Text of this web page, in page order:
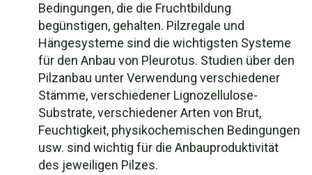
Bedingungen, die die Fruchtbildung
begünstigen, gehalten. Pilzregale und
Hängesysteme sind die wichtigsten Systeme
für den Anbau von Pleurotus. Studien über den
Pilzanbau unter Verwendung verschiedener
Stämme, verschiedener Lignozellulose-
Substrate, verschiedener Arten von Brut,
Feuchtigkeit, physikochemischen Bedingungen
usw. sind wichtig für die Anbauproduktivität
des jeweiligen Pilzes.